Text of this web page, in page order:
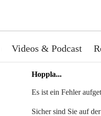
Videos & Podcast
Hoppla...
Es ist ein Fehler
Sicher sind Sie auf